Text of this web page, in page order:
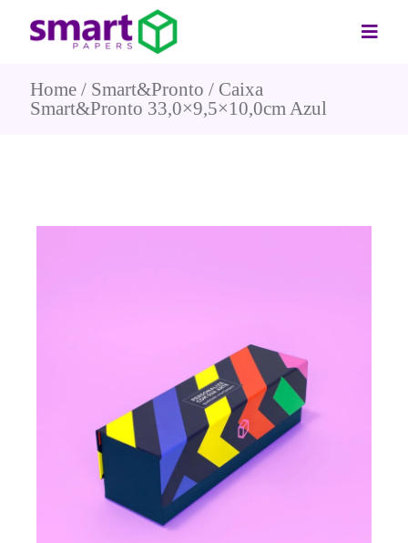
Home Smart&Pronto
Caixa
Smart&Pronto 33,0×9,5×10,0cm Azul